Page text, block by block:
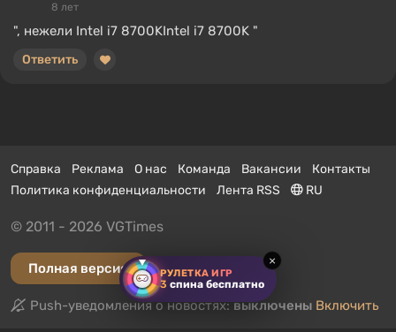
РУЛЕТКА ИГР
3 спина бесплатно
×
8 лет
", нежели Intel i7 8700KIntel i7 8700K "
Ответить
Справка Реклама О нас Команда Вакансии
Контакты
Политика конфиденциальности
Лента RSS RU
© 2011 - 2026 VGTimes
Полная версия
Push-уведомления о новостях:выключены Включить